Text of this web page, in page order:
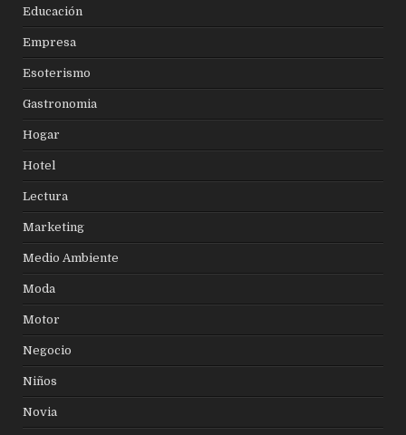
Educación
Empresa
Esoterismo
Gastronomia
Hogar
Hotel
Lectura
Marketing
Medio Ambiente
Moda
Motor
Negocio
Niños
Novia